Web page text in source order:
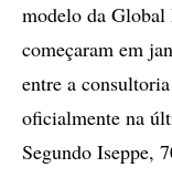
modelo da
começaram em
entre a
oficialmente na
Segundo Iseppe,